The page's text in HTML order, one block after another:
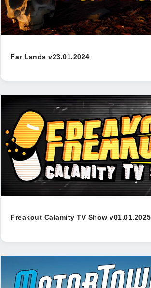
Far Lands v23.01.2024
Freakout Calamity TV Show v01.01.2025